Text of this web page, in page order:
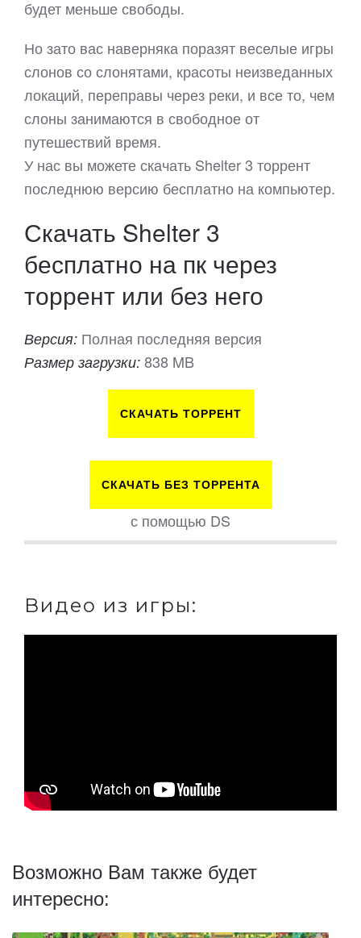
будет меньше свободы.
Но зато вас наверняка поразят веселые игры
слонов со слонятами, красоты неизведанных
локаций, переправы через реки, и все то, чем
слоны занимаются в свободное от
путешествий время.
У нас вы можете скачать Shelter 3 торрент
последнюю версию бесплатно на компьютер.
Скачать Shelter 3
бесплатно на пк через
торрент или без него
Версия: Полная последняя версия
Размер загрузки: 838 MB
СКАЧАТЬ ТОРРЕНТ
СКАЧАТЬ БЕЗ ТОРРЕНТА
с помощью DS
Видео из игры:
Возможно Вам также будет
интересно: